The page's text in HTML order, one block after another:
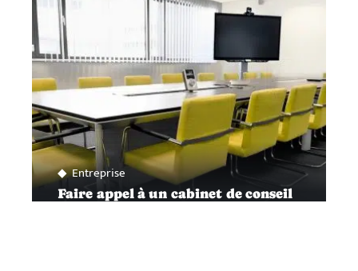
Entreprise
Faire appel à un cabinet de conseil